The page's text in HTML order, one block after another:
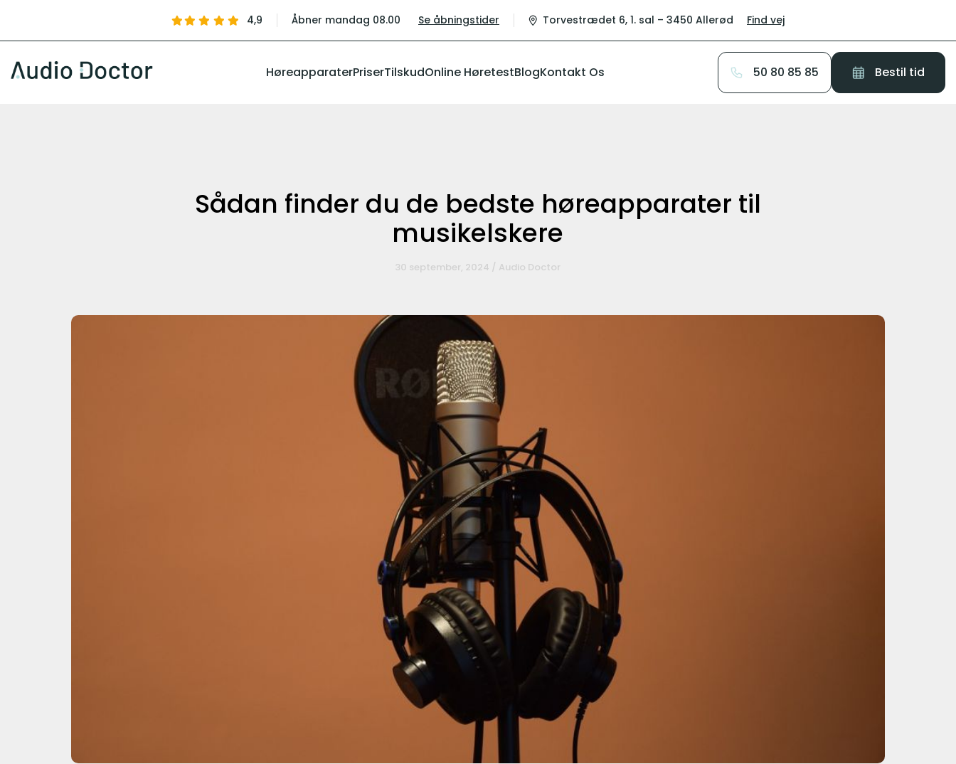
4,9 Åbner mandag 08.00 Se åbningstider Torvestrædet 6, 1. sal – 3450 Allerød Find vej
HøreapparaterPriserTilskudOnline HøretestBlogKontakt Os 50 80 85 85 Bestil tid
Sådan finder du de bedste høreapparater til
musikelskere
30 september, 2024 / Audio Doctor